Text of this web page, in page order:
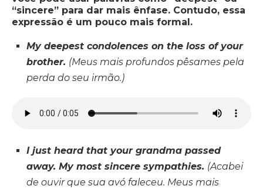
“sincere” para dar mais ênfase. Contudo, essa
expressão é um pouco mais formal.
My deepest condolences on the loss of your
brother. (Meus mais profundos pêsames pela
perda do seu irmão.)
I just heard that your grandma passed
away. My most sincere sympathies. (Acabei
de ouvir que sua avó faleceu. Meus mais